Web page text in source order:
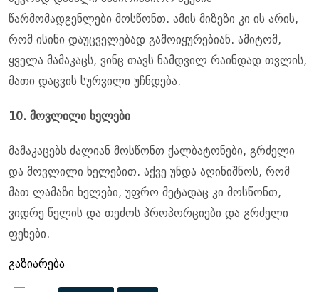
წარმომადგენლები მოსწონთ. ამის მიზეზი კი ის არის,
რომ ისინი დაუცველებად გამოიყურებიან. ამიტომ,
ყველა მამაკაცს, ვინც თავს ნამდვილ რაინდად თვლის,
მათი დაცვის სურვილი უჩნდება.
10. მოვლილი ხელები
მამაკაცებს ძალიან მოსწონთ ქალბატონები, გრძელი
და მოვლილი ხელებით. აქვე უნდა აღინიშნოს, რომ
მათ ლამაზი ხელები, უფრო მეტადაც კი მოსწონთ,
ვიდრე წელის და თეძოს პროპორციები და გრძელი
ფეხები.
გაზიარება